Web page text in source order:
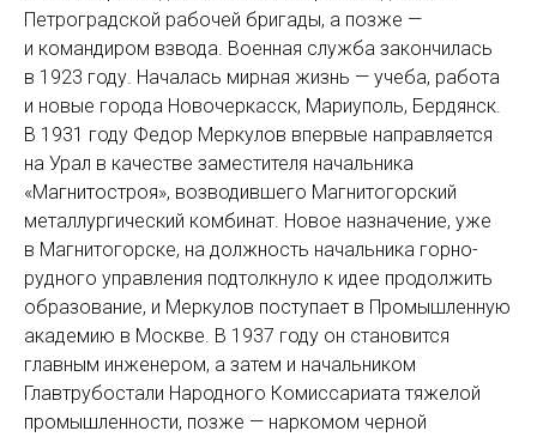
Петроградской рабочей бригады, а позже — ​
и командиром взвода. Военная служба закончилась
в 1923 году. Началась мирная жизнь — ​учеба, работа
и новые города Новочеркасск, Мариуполь, Бердянск.
В 1931 году Федор Меркулов впервые направляется
на Урал в качестве заместителя начальника
«Магнитостроя», возводившего Магнитогорский
металлургический комбинат. Новое назначение, уже
в Магнитогорске, на должность начальника горно-
рудного управления подтолкнуло к идее продолжить
образование, и Меркулов поступает в Промышленную
академию в Москве. В 1937 году он становится
главным инженером, а затем и начальником
Главтрубостали Народного Комиссариата тяжелой
промышленности, позже — ​наркомом черной